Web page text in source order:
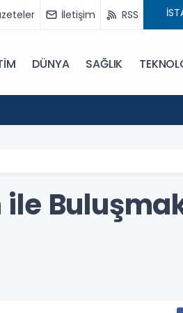
İletişim RSS
DÜNYA SAĞLIK
ile